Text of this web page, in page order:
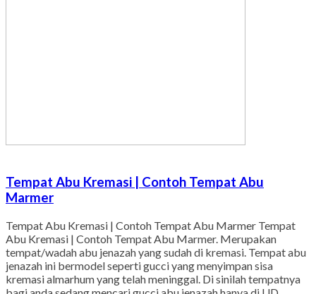
Tempat Abu Kremasi | Contoh Tempat Abu
Marmer
Tempat Abu Kremasi | Contoh Tempat Abu Marmer Tempat
Abu Kremasi | Contoh Tempat Abu Marmer. Merupakan
tempat/wadah abu jenazah yang sudah di kremasi. Tempat abu
jenazah ini bermodel seperti gucci yang menyimpan sisa
kremasi almarhum yang telah meninggal. Di sinilah tempatnya